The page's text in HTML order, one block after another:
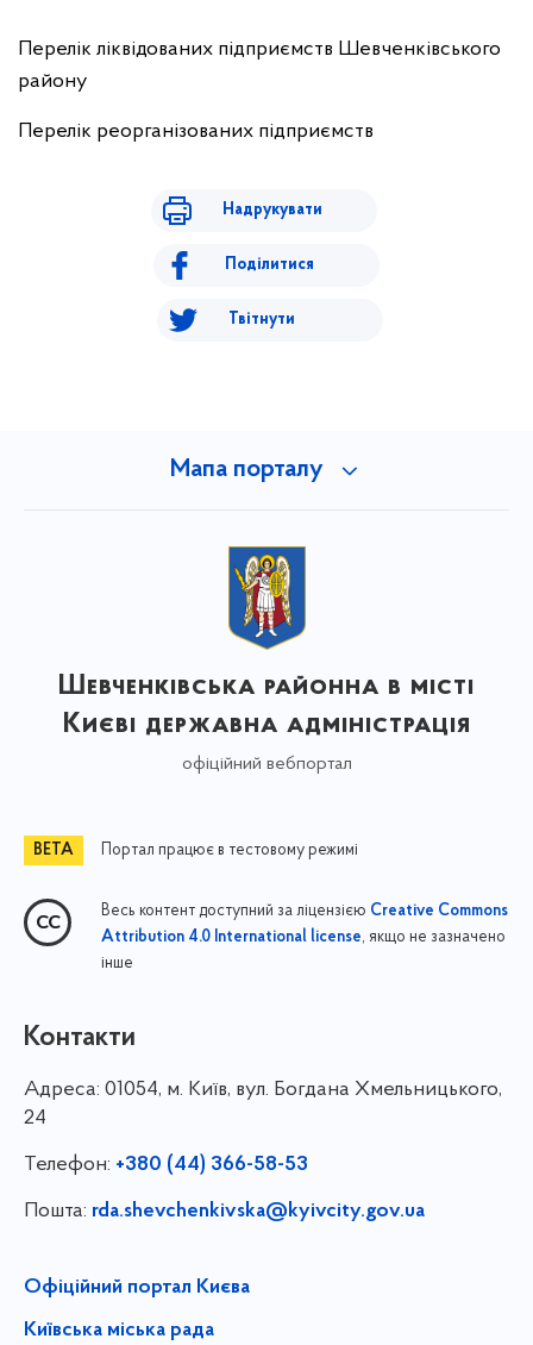
Перелік ліквідованих підприємств Шевченківського
району
Перелік реорганізованих підприємств
Надрукувати
Поділитися
Твітнути
Мапа порталу
Шевченківська районна в місті
Києві державна адміністрація
офіційний вебпортал
Портал працює в тестовому режимі
Весь контент доступний за ліцензією Creative Commons
Attribution 4.0 International license, якщо не зазначено
інше
Контакти
Адреса: 01054, м. Київ, вул. Богдана Хмельницького,
24
Телефон: +380 (44) 366-58-53
Пошта: rda.shevchenkivska@kyivcity.gov.ua
Офіційний портал Києва
Київська міська рада